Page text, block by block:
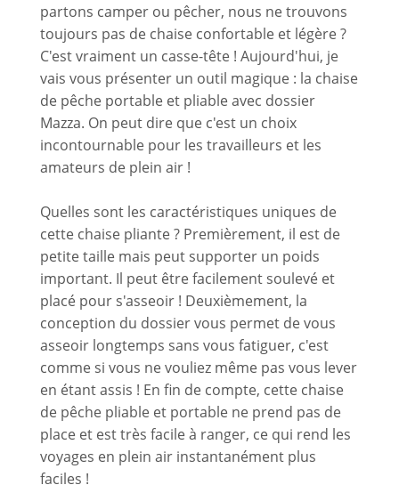
partons camper ou pêcher, nous ne trouvons
toujours pas de chaise confortable et légère ?
C'est vraiment un casse-tête ! Aujourd'hui, je
vais vous présenter un outil magique : la chaise
de pêche portable et pliable avec dossier
Mazza. On peut dire que c'est un choix
incontournable pour les travailleurs et les
amateurs de plein air !
Quelles sont les caractéristiques uniques de
cette chaise pliante ? Premièrement, il est de
petite taille mais peut supporter un poids
important. Il peut être facilement soulevé et
placé pour s'asseoir ! Deuxièmement, la
conception du dossier vous permet de vous
asseoir longtemps sans vous fatiguer, c'est
comme si vous ne vouliez même pas vous lever
en étant assis ! En fin de compte, cette chaise
de pêche pliable et portable ne prend pas de
place et est très facile à ranger, ce qui rend les
voyages en plein air instantanément plus
faciles !